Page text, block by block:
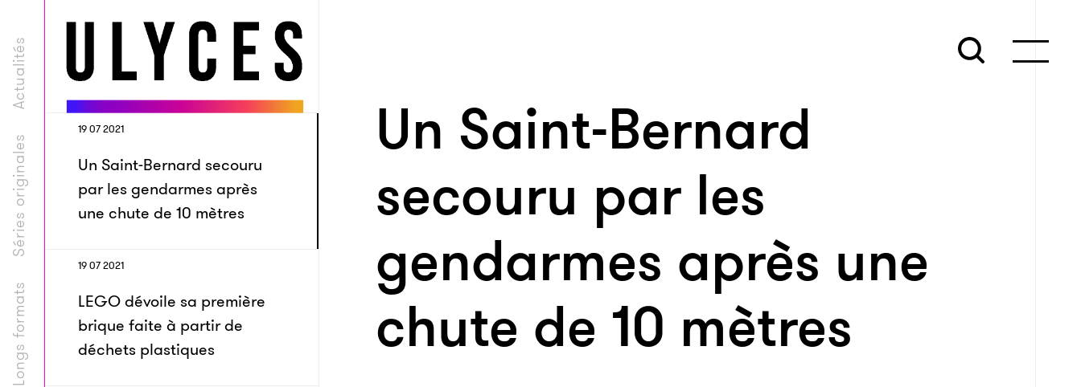
Longs formats
Séries originales
Actualités
19 07 2021
Un Saint-Bernard secouru
par les gendarmes après
une chute de 10 mètres
19 07 2021
LEGO dévoile sa première
brique faite à partir de
déchets plastiques
Un Saint-Bernard
secouru par les
gendarmes après une
chute de 10 mètres